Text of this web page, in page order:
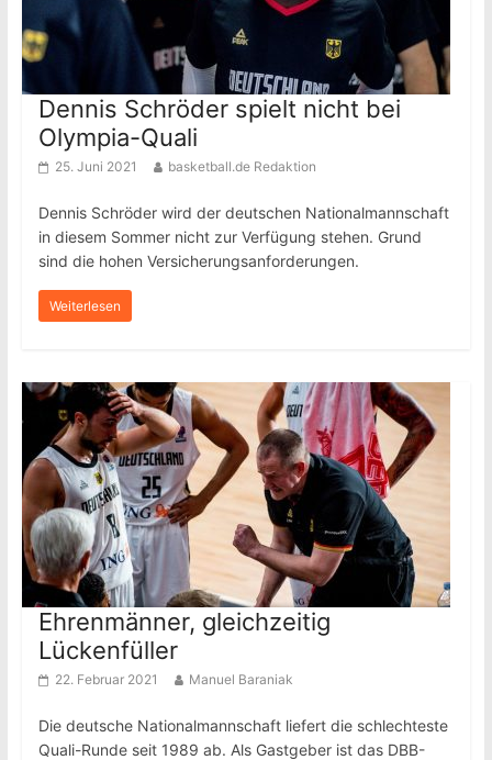
Dennis Schröder spielt nicht bei
Olympia-Quali
25. Juni 2021 basketball.de Redaktion
Dennis Schröder wird der deutschen Nationalmannschaft
in diesem Sommer nicht zur Verfügung stehen. Grund
sind die hohen Versicherungsanforderungen.
Weiterlesen
Ehrenmänner, gleichzeitig
Lückenfüller
22. Februar 2021 Manuel Baraniak
Die deutsche Nationalmannschaft liefert die schlechteste
Quali-Runde seit 1989 ab. Als Gastgeber ist das DBB-